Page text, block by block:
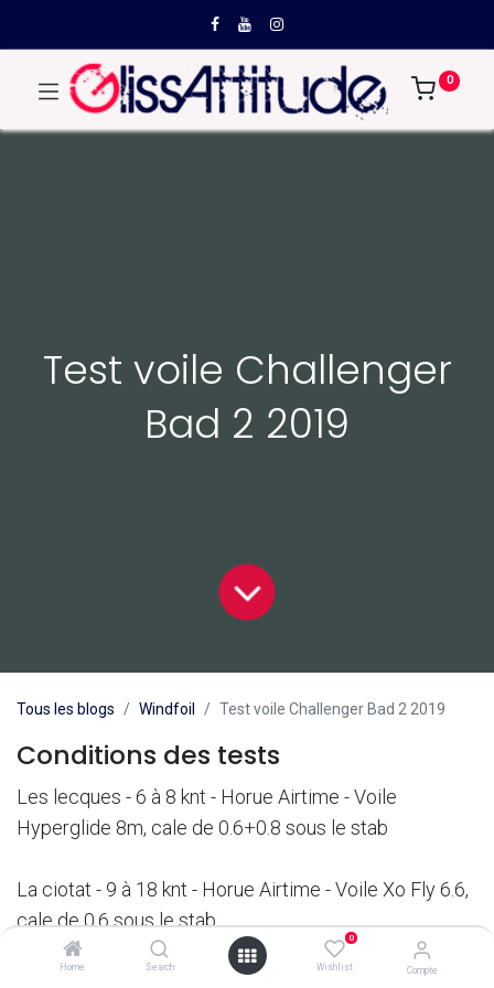
Home Search
0
Wishlist Compte
0
Test voile Challenger
Bad 2 2019
Tous les blogs Windfoil Test voile Challenger Bad 2 2019
Conditions des tests
Les lecques - 6 à 8 knt - Horue Airtime - Voile
Hyperglide 8m, cale de 0.6+0.8 sous le stab
La ciotat - 9 à 18 knt - Horue Airtime - Voile Xo Fly 6.6,
cale de 0.6 sous le stab
La ciotat - 12 à 15 knt Sud - Tabou Airide - Voile